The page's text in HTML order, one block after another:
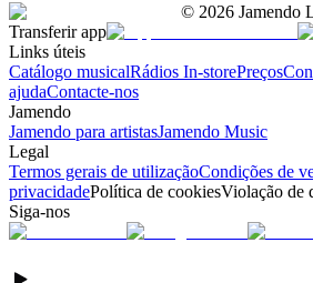
© 2026 Jamendo
Transferir app
Links úteis
Catálogo musicalRádios In-storePreços
ajudaContacte-nos
Jamendo
Jamendo para artistasJamendo Music
Legal
Termos gerais de utilizaçãoCondições de
privacidadePolítica de cookiesViolação de
Siga-nos